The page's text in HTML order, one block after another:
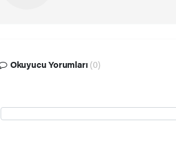
Okuyucu Yorumları (0)